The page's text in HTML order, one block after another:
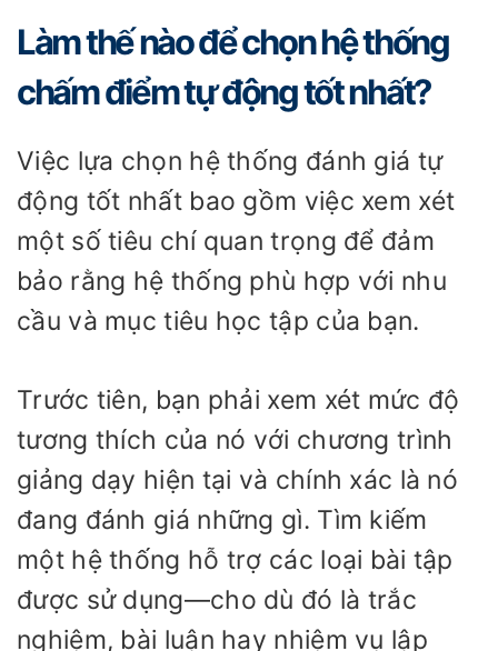
Làm thế nào để chọn hệ thống
chấm điểm tự động tốt nhất?
Việc lựa chọn hệ thống đánh giá tự
động tốt nhất bao gồm việc xem xét
một số tiêu chí quan trọng để đảm
bảo rằng hệ thống phù hợp với nhu
cầu và mục tiêu học tập của bạn.
Trước tiên, bạn phải xem xét mức độ
tương thích của nó với chương trình
giảng dạy hiện tại và chính xác là nó
đang đánh giá những gì. Tìm kiếm
một hệ thống hỗ trợ các loại bài tập
được sử dụng—cho dù đó là trắc
nghiệm, bài luận hay nhiệm vụ lập